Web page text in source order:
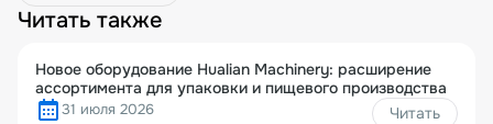
Читать также
Новое оборудование Hualian Machinery: расширение
ассортимента для упаковки и пищевого производства
31 июля 2026 Читать